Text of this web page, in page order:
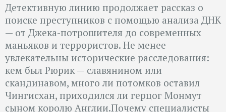
Детективную линию продолжает рассказ о
поиске преступников с помощью анализа ДНК
— от Джека-потрошителя до современных
маньяков и террористов. Не менее
увлекательны исторические расследования:
кем был Рюрик — славянином или
скандинавом, много ли потомков оставил
Чингисхан, приходился ли герцог Монмут
сыном королю Англии.Почему специалисты